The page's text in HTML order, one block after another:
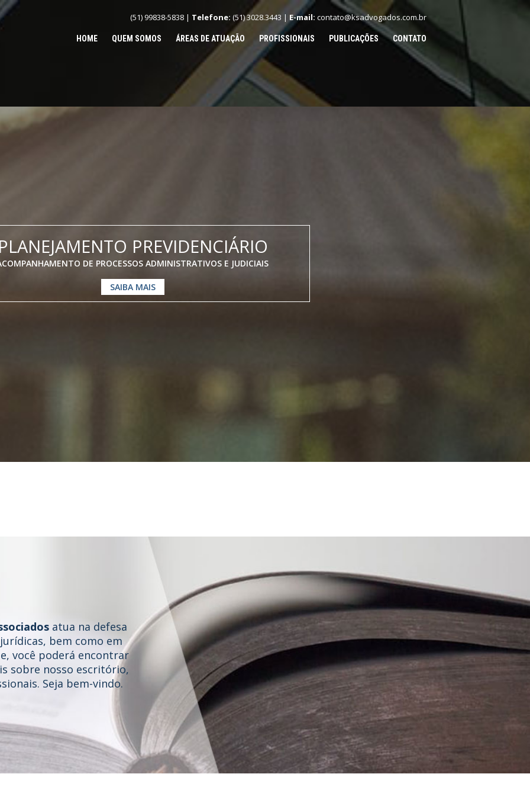
(51) 99838-5838 | Telefone: (51) 3028.3443 | E-mail: contato@ksadvogados.com.br
HOME QUEM SOMOS ÁREAS DE ATUAÇÃO PROFISSIONAIS PUBLICAÇÕES CONTATO
PREVIDENCIÁRIO
DE PROCESSOS ADMINISTRATIVOS E JUDICIAIS
SAIBA MAIS
atua na defesa
bem como em
você poderá encontrar
sobre nosso escritório,
Seja bem-vindo.